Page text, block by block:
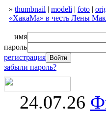
» thumbnail | modeli | foto |
«ХакаМа» в честь Лены
имя
пароль
регистрация
забыли пароль?
24.07.26